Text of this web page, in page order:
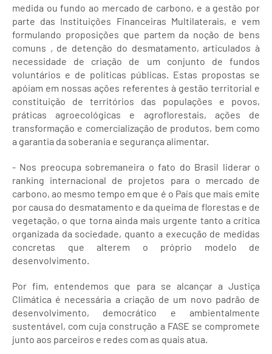
medida ou fundo ao mercado de carbono, e a gestão por
parte das Instituições Financeiras Multilaterais, e vem
formulando proposições que partem da noção de bens
comuns ,de detenção do desmatamento, articulados à
necessidade de criação de um conjunto de fundos
voluntários e de políticas públicas. Estas propostas se
apóiam em nossas ações referentes à gestão territorial e
constituição de territórios das populações e povos,
práticas agroecológicas e agroflorestais, ações de
transformação e comercialização de produtos, bem como
a garantia da soberania e segurança alimentar.
- Nos preocupa sobremaneira o fato do Brasil liderar o
ranking internacional de projetos para o mercado de
carbono, ao mesmo tempo em que é o País que mais emite
por causa do desmatamento e da queima de florestas e de
vegetação, o que torna ainda mais urgente tanto a crítica
organizada da sociedade, quanto a execução de medidas
concretas que alterem o próprio modelo de
desenvolvimento.
Por fim, entendemos que para se alcançar a Justiça
Climática é necessária a criação de um novo padrão de
desenvolvimento, democrático e ambientalmente
sustentável, com cuja construção a FASE se compromete
junto aos parceiros e redes com as quais atua.